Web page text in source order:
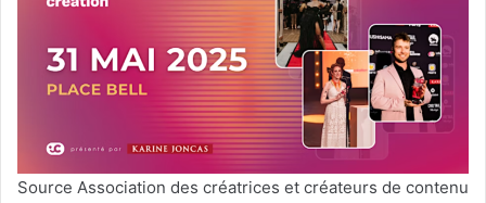
Source Association des créatrices et créateurs de contenu